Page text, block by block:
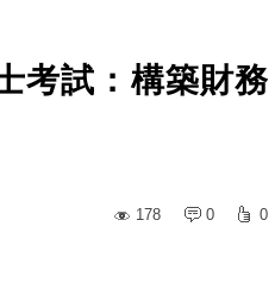
考試：構築財務
178
0 0